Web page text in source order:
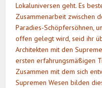
Lokaluniversen geht. Es
Zusammenarbeit zwischen
Paradies-Schöpfersöhnen,
offen gelegt wird, seid ihr
Architekten mit den
ersten erfahrungsmäßigen
Zusammen mit dem sich
Supremen Wesen bilden